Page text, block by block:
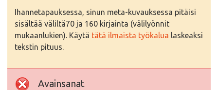
Ihannetapauksessa, sinun meta-kuvauksessa pitäisi
sisältää väliltä70 ja 160 kirjainta (välilyönnit
mukaanlukien). Käytä tätä ilmaista työkalua laskeaksi
tekstin pituus.
Avainsanat